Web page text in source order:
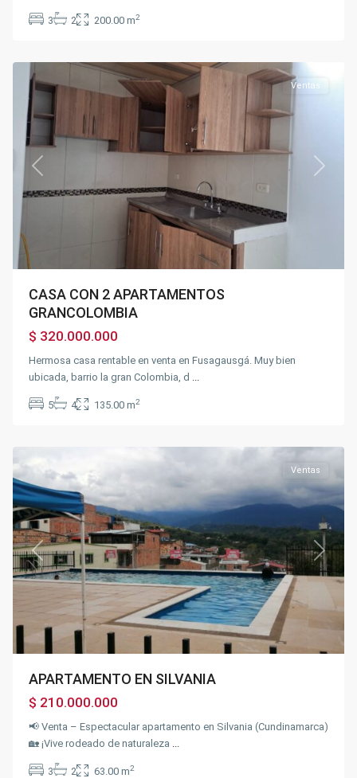
3 2 200.00 m2
Gran
Previous Next
Ventas
CASA CON 2 APARTAMENTOS
GRANCOLOMBIA
$ 320.000.000
Hermosa casa rentable en venta en Fusagausgá. Muy bien
ubicada, barrio la gran Colombia, d
5 4 135.00 m2
via
Previous Next
Ventas
APARTAMENTO EN SILVANIA
$ 210.000.000
📢 Venta – Espectacular apartamento en Silvania (Cundinamarca)
🏡 ¡Vive rodeado de naturaleza
3 2 63.00 m2